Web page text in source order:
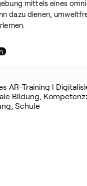
mittels eines
dazu dienen,